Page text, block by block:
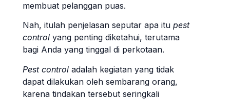
membuat pelanggan puas.
Nah, itulah penjelasan seputar apa itu pest
control yang penting diketahui, terutama
bagi Anda yang tinggal di perkotaan.
Pest control adalah kegiatan yang tidak
dapat dilakukan oleh sembarang orang,
karena tindakan tersebut seringkali